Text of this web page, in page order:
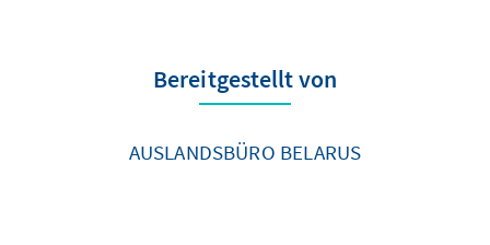
Bereitgestellt von
AUSLANDSBÜRO BELARUS